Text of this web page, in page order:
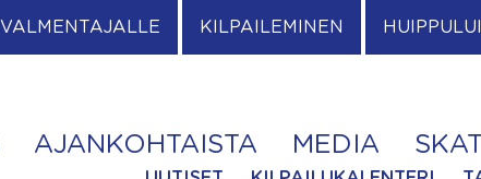
VALMENTAJALLE KILPAILEMINEN
AJANKOHTAISTA MEDIA